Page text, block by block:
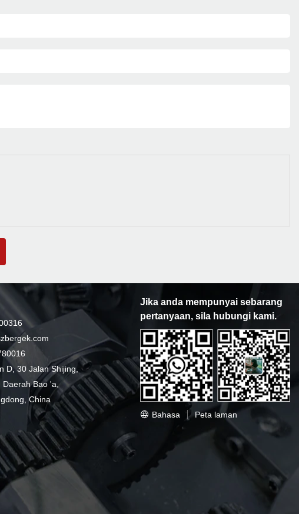
D, 30 Jalan Shijing,
Daerah Bao 'a,
China
Jika anda mempunyai sebarang
pertanyaan, sila hubungi kami.
Bahasa Peta laman